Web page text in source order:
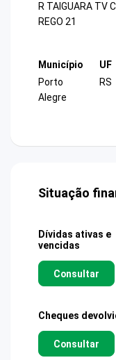
R TAIGUARA TV
REGO 21
Município
Porto
Alegre
UF
RS
Situação
Dívidas ativas e
vencidas
Consultar
Cheques
Consultar